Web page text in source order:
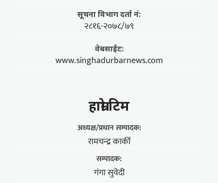
सूचना विभाग दर्ता नं:
२८१६-२०७८/७९
वेबसाईट:
www.singhadurbarnews.com
हाम्राे टिम
अध्यक्ष/प्रधान सम्पादक:
रामचन्द्र कार्की
सम्पादक:
गंगा सुवेदी